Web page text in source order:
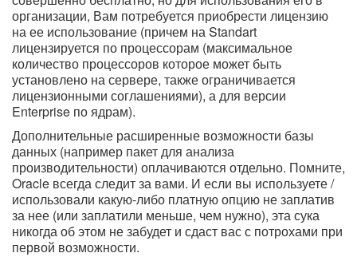
организации, Вам потребуется приобрести лицензию
на ее использование (причем на Standart
лицензируется по процессорам (максимальное
количество процессоров которое может быть
установлено на сервере, также ограничивается
лицензионными соглашениями), а для версии
Enterprise по ядрам).
Дополнительные расширенные возможности базы
данных (например пакет для анализа
производительности) оплачиваются отдельно. Помните,
Oracle всегда следит за вами. И если вы используете /
использовали какую-либо платную опцию не заплатив
за нее (или заплатили меньше, чем нужно), эта сука
никогда об этом не забудет и сдаст вас с потрохами при
первой возможности.